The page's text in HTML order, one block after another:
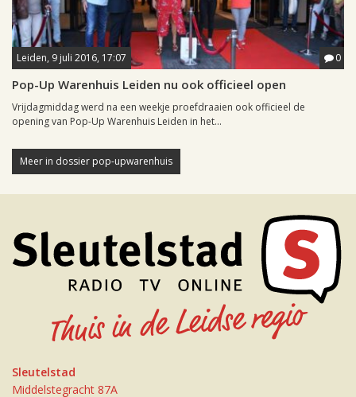
Leiden, 9 juli 2016, 17:07 0
Pop-Up Warenhuis Leiden nu ook officieel open
Vrijdagmiddag werd na een weekje proefdraaien ook officieel de
opening van Pop-Up Warenhuis Leiden in het...
Meer in dossier pop-upwarenhuis
Sleutelstad
Middelstegracht 87A